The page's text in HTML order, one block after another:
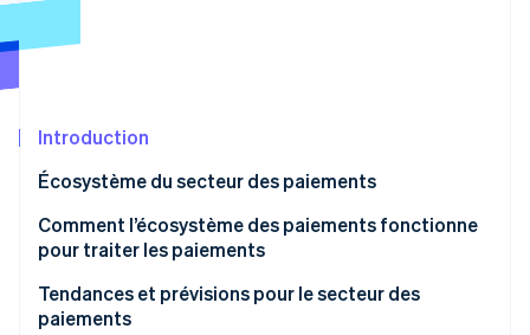
Radar
Constitution de start-up
Élimination du carbone
Identity
Vérification de l'identité
Stripe App Marketplace
Introduction
Écosystème du secteur des paiements
Les principaux acteurs du secteur des paiements
Comment l’écosystème des paiements fonctionne
pour traiter les paiements
Tendances et prévisions pour le secteur des
paiements